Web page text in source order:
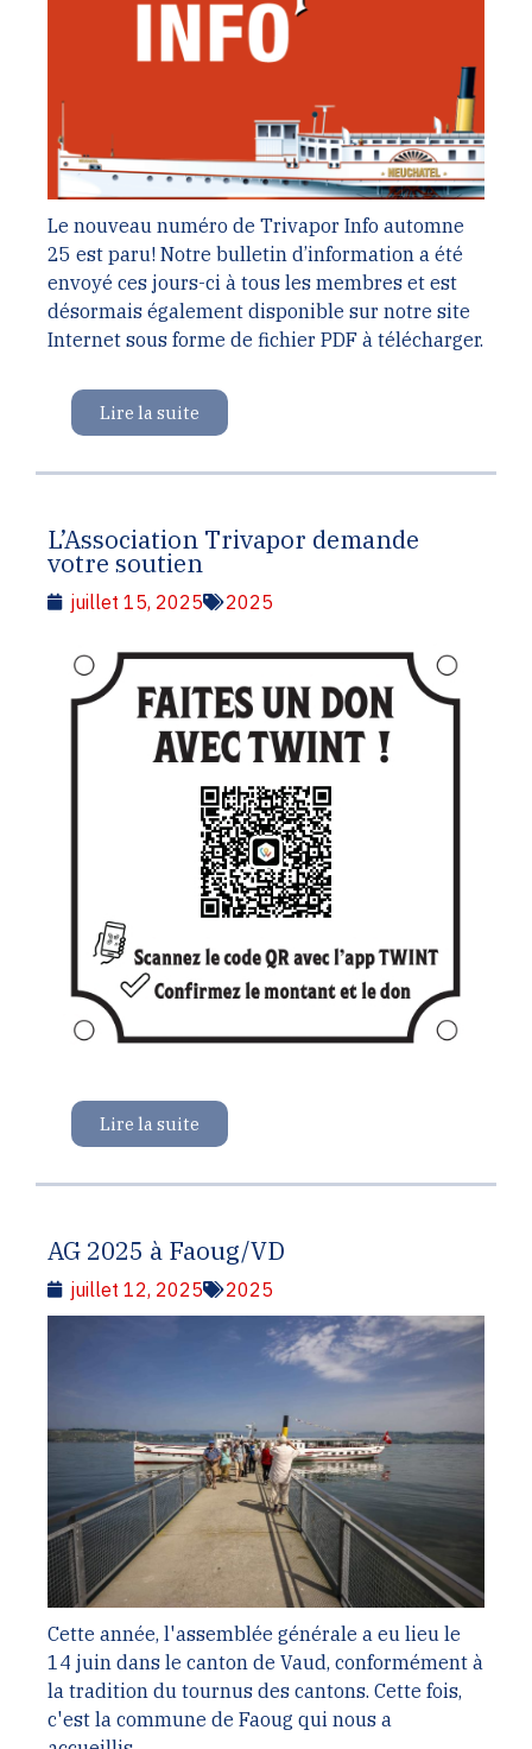
Le nouveau numéro de Trivapor Info automne
25 est paru! Notre bulletin d’information a été
envoyé ces jours-ci à tous les membres et est
désormais également disponible sur notre site
Internet sous forme de fichier PDF à télécharger.
Lire la suite
L’Association Trivapor demande
votre soutien
juillet 15, 2025 2025
Lire la suite
AG 2025 à Faoug/VD
juillet 12, 2025 2025
Cette année, l'assemblée générale a eu lieu le
14 juin dans le canton de Vaud, conformément à
la tradition du tournus des cantons. Cette fois,
c'est la commune de Faoug qui nous a